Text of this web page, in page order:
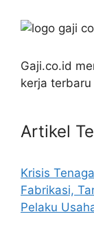
Gaji.co.id
kerja
Artikel
Krisis
Fabrikasi,
Pelaku